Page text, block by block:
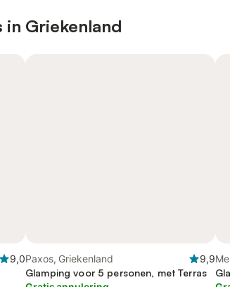
in Griekenland
9,0Paxos, Griekenland
9,9
Glamping voor 5 personen, met Terras